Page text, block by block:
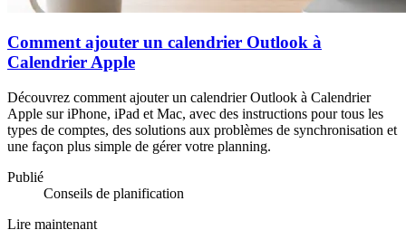
Comment ajouter un calendrier Outlook à
Calendrier Apple
Découvrez comment ajouter un calendrier Outlook à Calendrier
Apple sur iPhone, iPad et Mac, avec des instructions pour tous les
types de comptes, des solutions aux problèmes de synchronisation et
une façon plus simple de gérer votre planning.
Publié
Conseils de planification
Lire maintenant